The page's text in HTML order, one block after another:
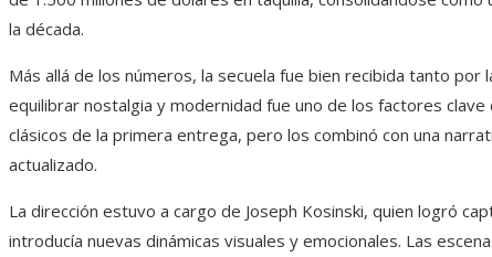
la década.
Más allá de los números, la secuela fue bien recibida tanto por
equilibrar nostalgia y modernidad fue uno de los factores
clásicos de la primera entrega, pero los combinó con una
actualizado.
La dirección estuvo a cargo de Joseph Kosinski, quien logró
introducía nuevas dinámicas visuales y emocionales. Las